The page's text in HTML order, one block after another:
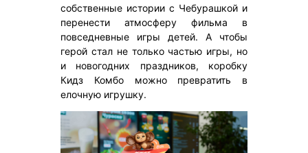
собственные истории с Чебурашкой и
перенести атмосферу фильма в
повседневные игры детей. А чтобы
герой стал не только частью игры, но
и новогодних праздников, коробку
Кидз Комбо можно превратить в
елочную игрушку.